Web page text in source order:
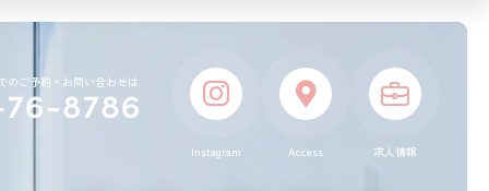
のご予約・お問い合わせは
Instagram Access 求人情報
インプラント